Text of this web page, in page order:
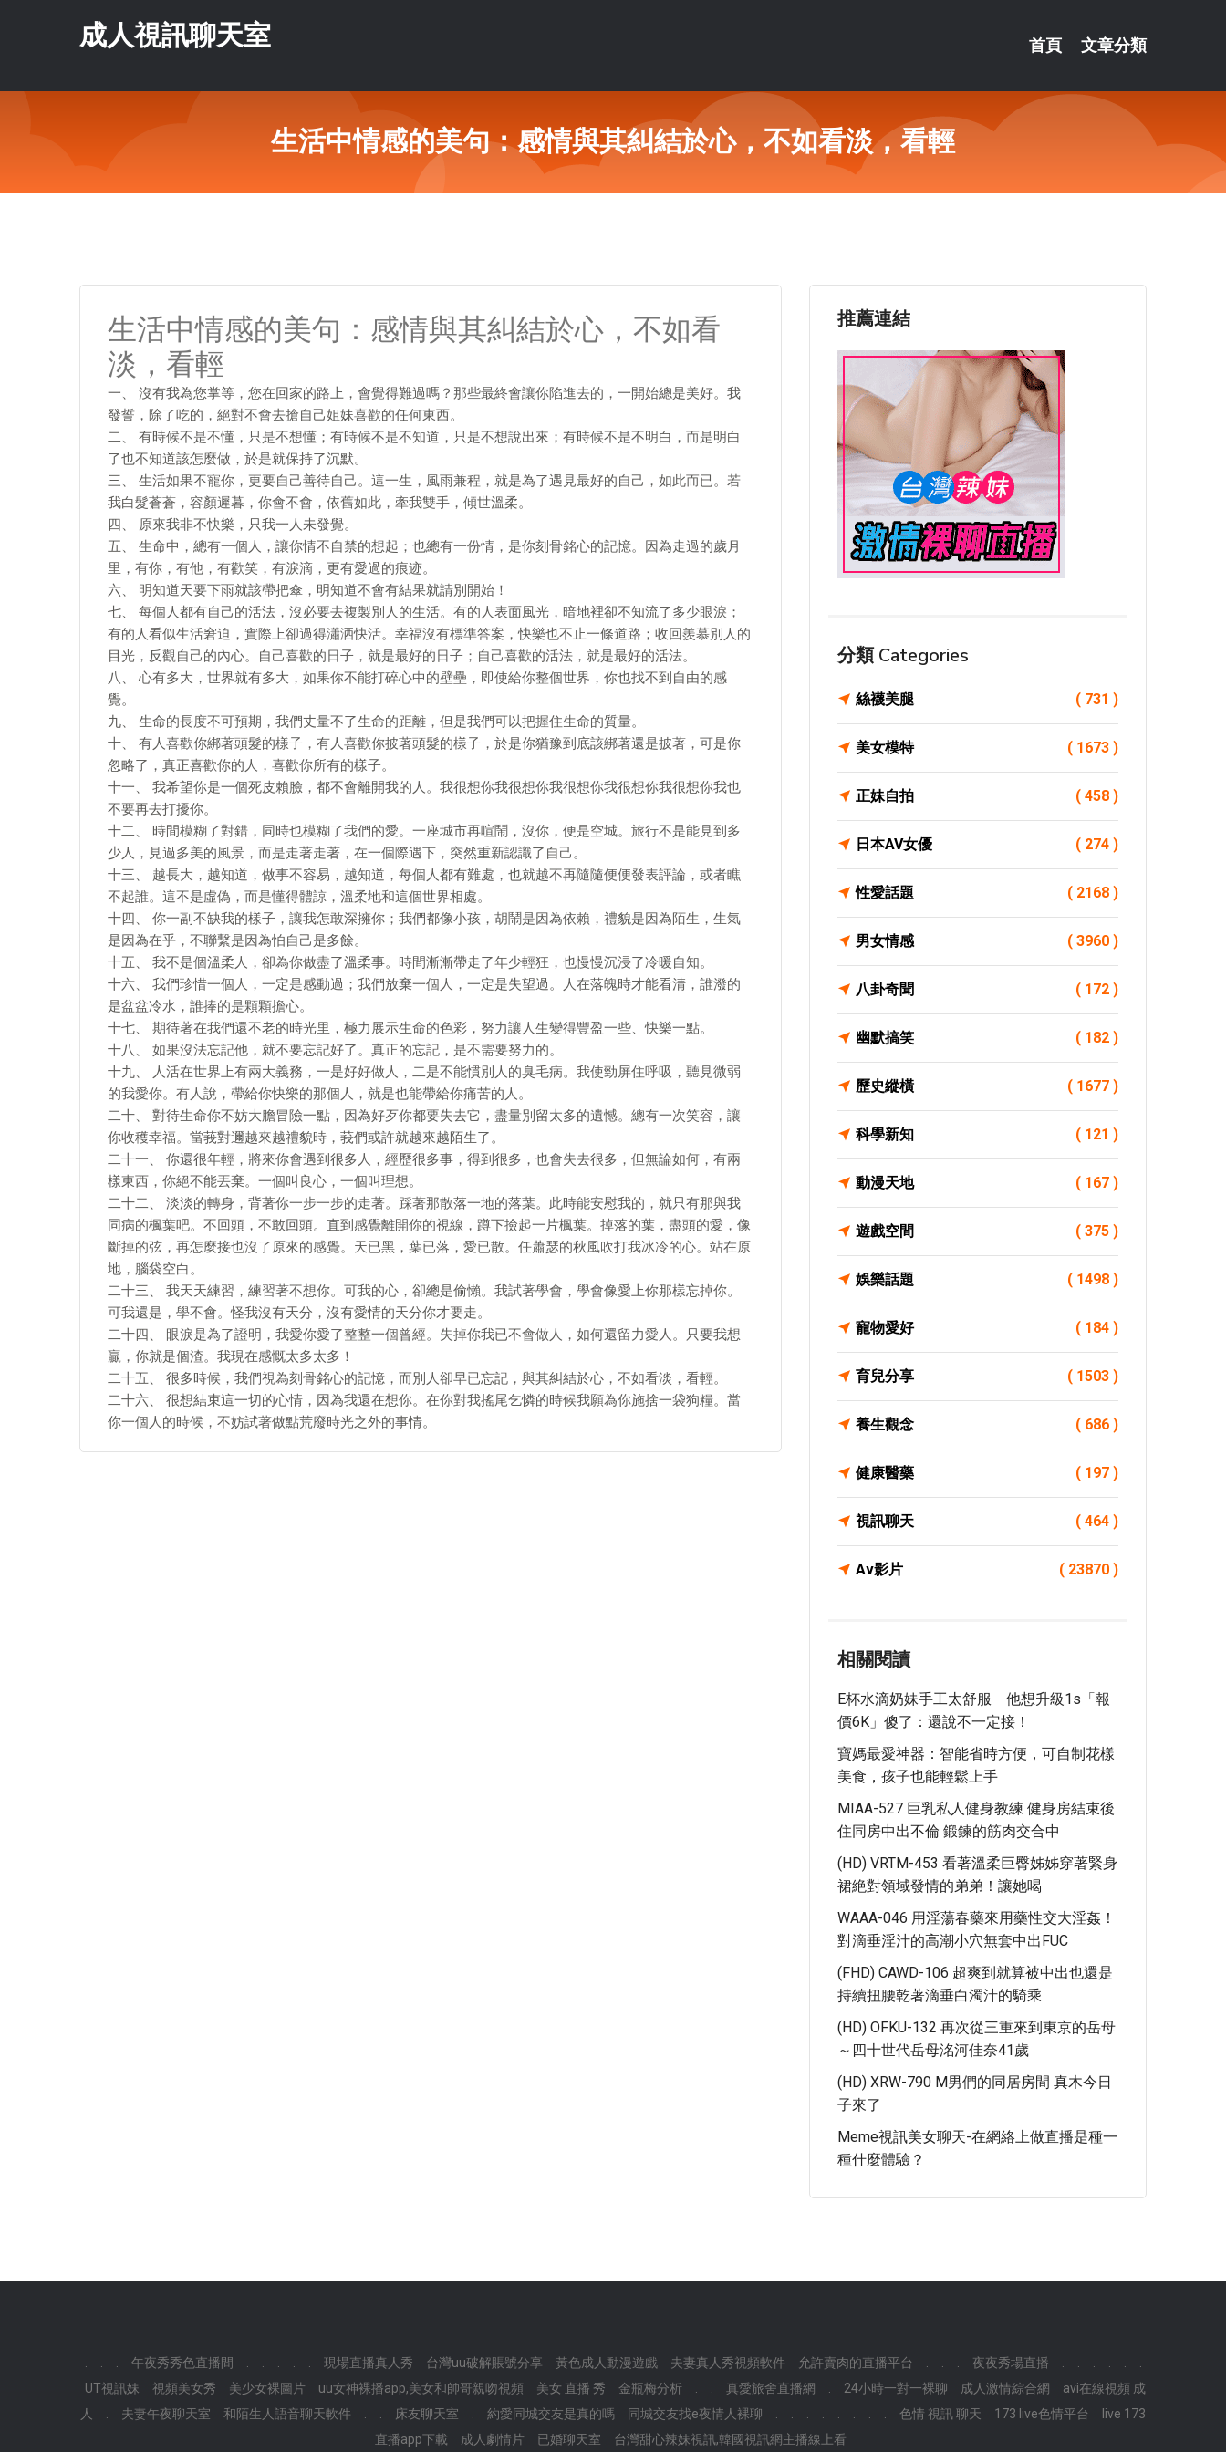
成人視訊聊天室 首頁 文章分類
生活中情感的美句：感情與其糾結於心，不如看淡，看輕
生活中情感的美句：感情與其糾結於心，不如看
淡，看輕
一、 沒有我為您掌等，您在回家的路上，會覺得難過嗎？那些最終會讓你陷進去的，一開始總是美好。我
發誓，除了吃的，絕對不會去搶自己姐妹喜歡的任何東西。
二、 有時候不是不懂，只是不想懂；有時候不是不知道，只是不想說出來；有時候不是不明白，而是明白
了也不知道該怎麼做，於是就保持了沉默。
三、 生活如果不寵你，更要自己善待自己。這一生，風雨兼程，就是為了遇見最好的自己，如此而已。若
我白髮蒼蒼，容顏遲暮，你會不會，依舊如此，牽我雙手，傾世溫柔。
四、 原來我非不快樂，只我一人未發覺。
五、 生命中，總有一個人，讓你情不自禁的想起；也總有一份情，是你刻骨銘心的記憶。因為走過的歲月
里，有你，有他，有歡笑，有淚滴，更有愛過的痕迹。
六、 明知道天要下雨就該帶把傘，明知道不會有結果就請別開始！
七、 每個人都有自己的活法，沒必要去複製別人的生活。有的人表面風光，暗地裡卻不知流了多少眼淚；
有的人看似生活窘迫，實際上卻過得瀟洒快活。幸福沒有標準答案，快樂也不止一條道路；收回羨慕別人的
目光，反觀自己的內心。自己喜歡的日子，就是最好的日子；自己喜歡的活法，就是最好的活法。
八、 心有多大，世界就有多大，如果你不能打碎心中的壁壘，即使給你整個世界，你也找不到自由的感
覺。
九、 生命的長度不可預期，我們丈量不了生命的距離，但是我們可以把握住生命的質量。
十、 有人喜歡你綁著頭髮的樣子，有人喜歡你披著頭髮的樣子，於是你猶豫到底該綁著還是披著，可是你
忽略了，真正喜歡你的人，喜歡你所有的樣子。
十一、 我希望你是一個死皮賴臉，都不會離開我的人。我很想你我很想你我很想你我很想你我很想你我也
不要再去打擾你。
十二、 時間模糊了對錯，同時也模糊了我們的愛。一座城市再喧鬧，沒你，便是空城。旅行不是能見到多
少人，見過多美的風景，而是走著走著，在一個際遇下，突然重新認識了自己。
十三、 越長大，越知道，做事不容易，越知道，每個人都有難處，也就越不再隨隨便便發表評論，或者瞧
不起誰。這不是虛偽，而是懂得體諒，溫柔地和這個世界相處。
十四、 你一副不缺我的樣子，讓我怎敢深擁你；我們都像小孩，胡鬧是因為依賴，禮貌是因為陌生，生氣
是因為在乎，不聯繫是因為怕自己是多餘。
十五、 我不是個溫柔人，卻為你做盡了溫柔事。時間漸漸帶走了年少輕狂，也慢慢沉浸了冷暖自知。
十六、 我們珍惜一個人，一定是感動過；我們放棄一個人，一定是失望過。人在落魄時才能看清，誰潑的
是盆盆冷水，誰捧的是顆顆擔心。
十七、 期待著在我們還不老的時光里，極力展示生命的色彩，努力讓人生變得豐盈一些、快樂一點。
十八、 如果沒法忘記他，就不要忘記好了。真正的忘記，是不需要努力的。
十九、 人活在世界上有兩大義務，一是好好做人，二是不能慣別人的臭毛病。我使勁屏住呼吸，聽見微弱
的我愛你。有人說，帶給你快樂的那個人，就是也能帶給你痛苦的人。
二十、 對待生命你不妨大膽冒險一點，因為好歹你都要失去它，盡量別留太多的遺憾。總有一次笑容，讓
你收穫幸福。當莪對邇越來越禮貌時，莪們或許就越來越陌生了。
二十一、 你還很年輕，將來你會遇到很多人，經歷很多事，得到很多，也會失去很多，但無論如何，有兩
樣東西，你絕不能丟棄。一個叫良心，一個叫理想。
二十二、 淡淡的轉身，背著你一步一步的走著。踩著那散落一地的落葉。此時能安慰我的，就只有那與我
同病的楓葉吧。不回頭，不敢回頭。直到感覺離開你的視線，蹲下撿起一片楓葉。掉落的葉，盡頭的愛，像
斷掉的弦，再怎麼接也沒了原來的感覺。天已黑，葉已落，愛已散。任蕭瑟的秋風吹打我冰冷的心。站在原
地，腦袋空白。
二十三、 我天天練習，練習著不想你。可我的心，卻總是偷懶。我試著學會，學會像愛上你那樣忘掉你。
可我還是，學不會。怪我沒有天分，沒有愛情的天分你才要走。
二十四、 眼淚是為了證明，我愛你愛了整整一個曾經。失掉你我已不會做人，如何還留力愛人。只要我想
贏，你就是個渣。我現在感慨太多太多！
二十五、 很多時候，我們視為刻骨銘心的記憶，而別人卻早已忘記，與其糾結於心，不如看淡，看輕。
二十六、 很想結束這一切的心情，因為我還在想你。在你對我搖尾乞憐的時候我願為你施捨一袋狗糧。當
你一個人的時候，不妨試著做點荒廢時光之外的事情。
推薦連結
分類 Categories
絲襪美腿 ( 731 )
美女模特 ( 1673 )
正妹自拍 ( 458 )
日本AV女優 ( 274 )
性愛話題 ( 2168 )
男女情感 ( 3960 )
八卦奇聞 ( 172 )
幽默搞笑 ( 182 )
歷史縱橫 ( 1677 )
科學新知 ( 121 )
動漫天地 ( 167 )
遊戲空間 ( 375 )
娛樂話題 ( 1498 )
寵物愛好 ( 184 )
育兒分享 ( 1503 )
養生觀念 ( 686 )
健康醫藥 ( 197 )
視訊聊天 ( 464 )
Av影片 ( 23870 )
相關閱讀
E杯水滴奶妹手工太舒服 他想升級1s「報
價6K」傻了：還說不一定接！
寶媽最愛神器：智能省時方便，可自制花樣
美食，孩子也能輕鬆上手
MIAA-527 巨乳私人健身教練 健身房結束後
住同房中出不倫 鍛鍊的筋肉交合中
(HD) VRTM-453 看著溫柔巨臀姊姊穿著緊身
裙絶對領域發情的弟弟！讓她喝
WAAA-046 用淫蕩春藥來用藥性交大淫姦！
對滴垂淫汁的高潮小穴無套中出FUC
(FHD) CAWD-106 超爽到就算被中出也還是
持續扭腰乾著滴垂白濁汁的騎乘
(HD) OFKU-132 再次從三重來到東京的岳母
～四十世代岳母洺河佳奈41歲
(HD) XRW-790 M男們的同居房間 真木今日
子來了
Meme視訊美女聊天-在網絡上做直播是種一
種什麼體驗？
午夜秀秀色直播間 現場直播真人秀 台灣uu破解賬號分享 黃色成人動漫遊戲 夫妻真人秀視頻軟件 允許賣肉的直播平台 夜夜秀場直播
UT視訊妹
視頻美女秀 美少女裸圖片 uu女神裸播app,美女和帥哥親吻視頻 美女 直播 秀 金瓶梅分析 真愛旅舍直播網 24小時一對一裸聊 成人激情綜合網
avi在線視頻 成
人
夫妻午夜聊天室 和陌生人語音聊天軟件 床友聊天室 約愛同城交友是真的嗎 同城交友找e夜情人裸聊 色情 視訊 聊天 173 live色情平台
live 173
直播app下載
成人劇情片 已婚聊天室 台灣甜心辣妹視訊,韓國視訊網主播線上看